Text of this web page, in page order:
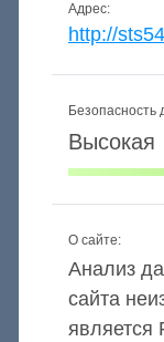
Адрес:
http://
Безопасность
Высокая
О сайте:
Анализ
сайта
является